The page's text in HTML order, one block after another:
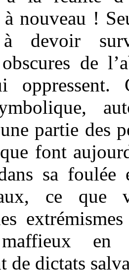
nouveau !
devoir
de
partie des
font
sa foulée
ce que
en
de dictats